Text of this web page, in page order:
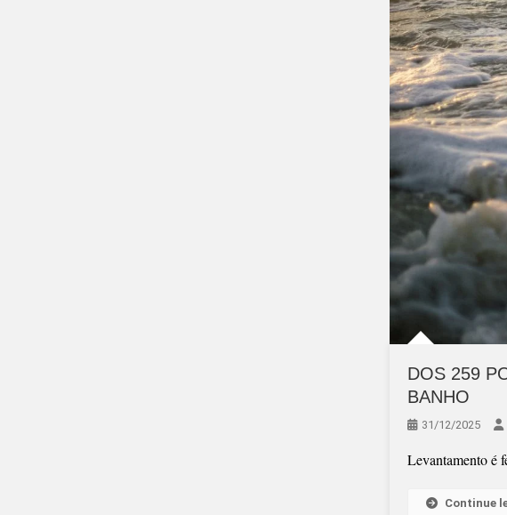
DOS 259
BANHO
31/12/2025
Levantamento é
Continue